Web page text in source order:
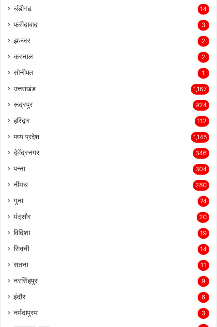
चंडीगढ़ 14
फरीदाबाद 3
झज्जर 2
करनाल 2
सोनीपत 1
उत्तराखंड 1,167
रूद्रपुर 924
हरिद्वार 112
मध्य प्रदेश 1,145
देवेंद्रनगर 346
पन्ना 304
नीमच 280
गुना 74
मंदसौर 20
विदिशा 19
सिवनी 14
सतना 11
नरसिंहपुर 9
इंदौर 6
नर्मदापुरम 3